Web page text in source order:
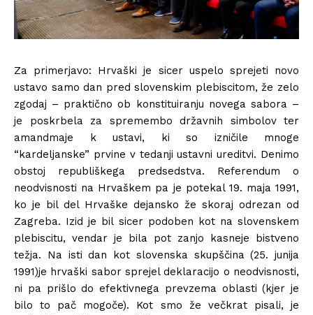
Za primerjavo: Hrvaški je sicer uspelo sprejeti novo
ustavo samo dan pred slovenskim plebiscitom, že zelo
zgodaj – praktično ob konstituiranju novega sabora –
je poskrbela za spremembo državnih simbolov ter
amandmaje k ustavi, ki so izničile mnoge
“kardeljanske” prvine v tedanji ustavni ureditvi. Denimo
obstoj republiškega predsedstva. Referendum o
neodvisnosti na Hrvaškem pa je potekal 19. maja 1991,
ko je bil del Hrvaške dejansko že skoraj odrezan od
Zagreba. Izid je bil sicer podoben kot na slovenskem
plebiscitu, vendar je bila pot zanjo kasneje bistveno
težja. Na isti dan kot slovenska skupščina (25. junija
1991)je hrvaški sabor sprejel deklaracijo o neodvisnosti,
ni pa prišlo do efektivnega prevzema oblasti (kjer je
bilo to pač mogoče). Kot smo že večkrat pisali, je